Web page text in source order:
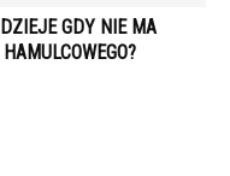
GDY NIE MA